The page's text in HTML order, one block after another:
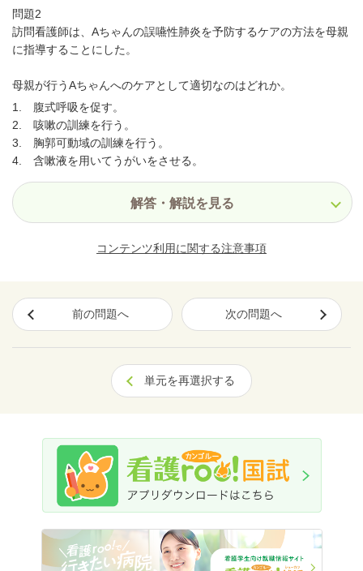
問題2
訪問看護師は、Aちゃんの誤嚥性肺炎を予防するケアの方法を母親
に指導することにした。
母親が行うAちゃんへのケアとして適切なのはどれか。
1. 腹式呼吸を促す。
2. 咳嗽の訓練を行う。
3. 胸郭可動域の訓練を行う。
4. 含嗽液を用いてうがいをさせる。
解答・解説を見る
コンテンツ利用に関する注意事項
前の問題へ 次の問題へ
単元を再選択する